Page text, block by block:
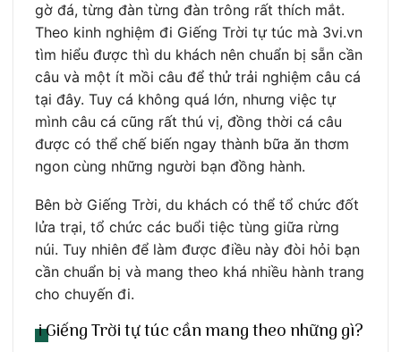
gờ đá, từng đàn từng đàn trông rất thích mắt.
Theo kinh nghiệm đi Giếng Trời tự túc mà 3vi.vn
tìm hiểu được thì du khách nên chuẩn bị sẵn cần
câu và một ít mồi câu để thử trải nghiệm câu cá
tại đây. Tuy cá không quá lớn, nhưng việc tự
mình câu cá cũng rất thú vị, đồng thời cá câu
được có thể chế biến ngay thành bữa ăn thơm
ngon cùng những người bạn đồng hành.
Bên bờ Giếng Trời, du khách có thể tổ chức đốt
lửa trại, tổ chức các buổi tiệc tùng giữa rừng
núi. Tuy nhiên để làm được điều này đòi hỏi bạn
cần chuẩn bị và mang theo khá nhiều hành trang
cho chuyến đi.
i Giếng Trời tự túc cần mang theo những gì?